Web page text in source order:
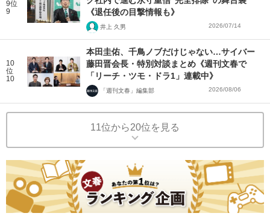
9位
9
《退任後の目撃情報も》
井上 久男 2026/07/14
10
位
10
本田圭佑、千鳥ノブだけじゃない…サイバー
藤田晋会長・特別対談まとめ《週刊文春で
「リーチ・ツモ・ドラ1」連載中》
「週刊文春」編集部 2026/08/06
11位から20位を見る